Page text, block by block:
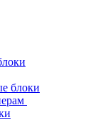
блоки